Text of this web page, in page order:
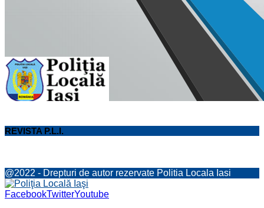
REVISTA P.L.I.
@2022 - Drepturi de autor rezervate Politia Locala Iasi
FacebookTwitterYoutube